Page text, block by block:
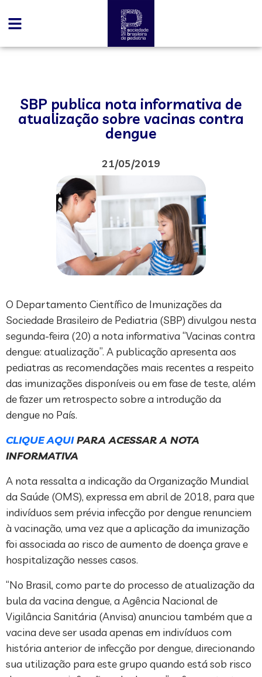
SBP publica nota informativa de
atualização sobre vacinas contra
dengue
21/05/2019
O Departamento Científico de Imunizações da
Sociedade Brasileiro de Pediatria (SBP) divulgou nesta
segunda-feira (20) a nota informativa “Vacinas contra
dengue: atualização”. A publicação apresenta aos
pediatras as recomendações mais recentes a respeito
das imunizações disponíveis ou em fase de teste, além
de fazer um retrospecto sobre a introdução da
dengue no País.
CLIQUE AQUIPARA ACESSAR A NOTA
INFORMATIVA
A nota ressalta a indicação da Organização Mundial
da Saúde (OMS), expressa em abril de 2018, para que
indivíduos sem prévia infecção por dengue renunciem
à vacinação, uma vez que a aplicação da imunização
foi associada ao risco de aumento de doença grave e
hospitalização nesses casos.
“No Brasil, como parte do processo de atualização da
bula da vacina dengue, a Agência Nacional de
Vigilância Sanitária (Anvisa) anunciou também que a
vacina deve ser usada apenas em indivíduos com
história anterior de infecção por dengue, direcionando
sua utilização para este grupo quando está sob risco